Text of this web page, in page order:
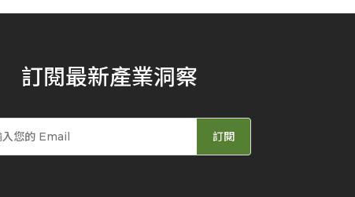
訂閱最新產業洞察
訂閱